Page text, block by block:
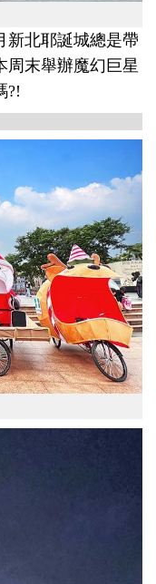
新北耶誕城總是帶
周末舉辦魔幻巨星
?!